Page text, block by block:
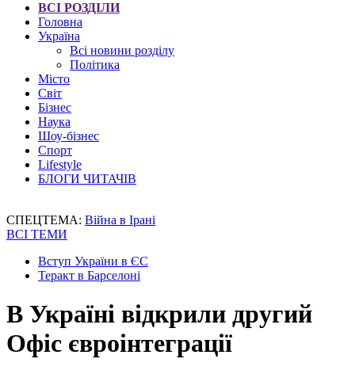
ВСІ РОЗДІЛИ
Головна
Україна
Всі новини розділу
Політика
Місто
Світ
Бізнес
Наука
Шоу-бізнес
Спорт
Lifestyle
БЛОГИ ЧИТАЧІВ
СПЕЦТЕМА: Війна в Ірані
ВСІ ТЕМИ
Вступ України в ЄС
Теракт в Барселоні
В Україні відкрили другий
Офіс євроінтеграції